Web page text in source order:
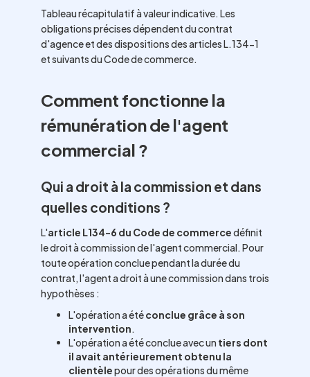
Tableau récapitulatif à valeur indicative. Les
obligations précises dépendent du contrat
d'agence et des dispositions des articles L.134-1
et suivants du Code de commerce.
Comment fonctionne la
rémunération de l'agent
commercial ?
Qui a droit à la commission et dans
quelles conditions ?
L'article L134-6 du Code de commercedéfinit
le droit à commission de l'agent commercial. Pour
toute opération conclue pendant la durée du
contrat, l'agent a droit à une commission dans trois
hypothèses :
L'opération a étéconclue grâce à son
intervention.
L'opération a été conclue avec un tiers dont
il avait antérieurement obtenu la
clientèlepour des opérations du même